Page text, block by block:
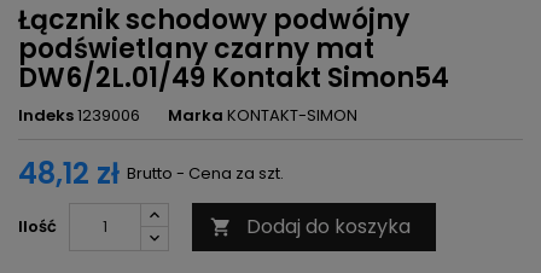
Łącznik schodowy podwójny
podświetlany czarny mat
DW6/2L.01/49 Kontakt Simon54
Indeks1239006 Marka KONTAKT-SIMON
48,12 zł Brutto - Cena za szt.
Ilość  Dodaj do koszyka